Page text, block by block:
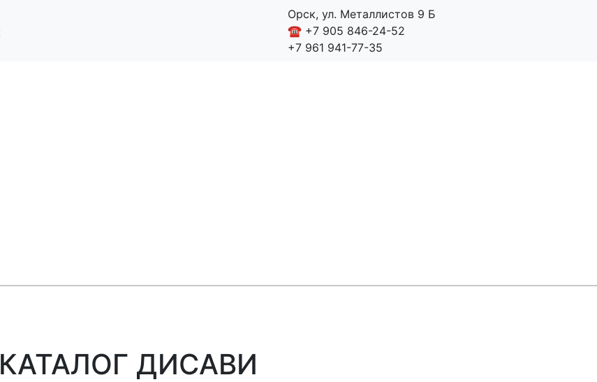
Орск, ул. Металлистов 9 Б
☎️ +7 905 846-24-52
+7 961 941-77-35
КАТАЛОГ ДИСАВИ